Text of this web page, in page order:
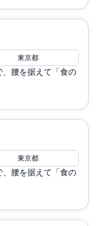
東京都
腰を据えて「食の
東京都
腰を据えて「食の